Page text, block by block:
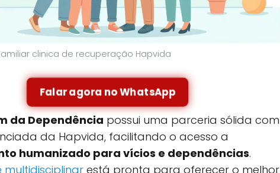
clinica de recuperação Hapvida
Falar agora no WhatsApp
da Dependência possui uma parceria sólida com
da Hapvida, facilitando o acesso a
humanizado para vícios e dependências.
multidisciplinar está pronta para oferecer o melhor